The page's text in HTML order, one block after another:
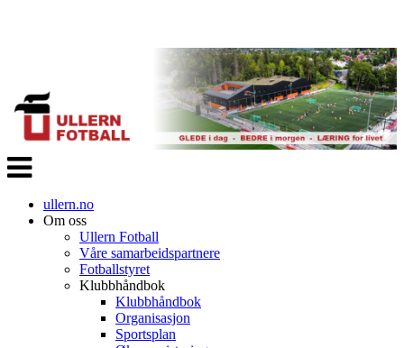
Veksle
navigasjon
ullern.no
Om oss
Ullern Fotball
Våre samarbeidspartnere
Fotballstyret
Klubbhåndbok
Klubbhåndbok
Organisasjon
Sportsplan